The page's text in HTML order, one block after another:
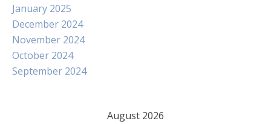
January 2025
December 2024
November 2024
October 2024
September 2024
August 2026